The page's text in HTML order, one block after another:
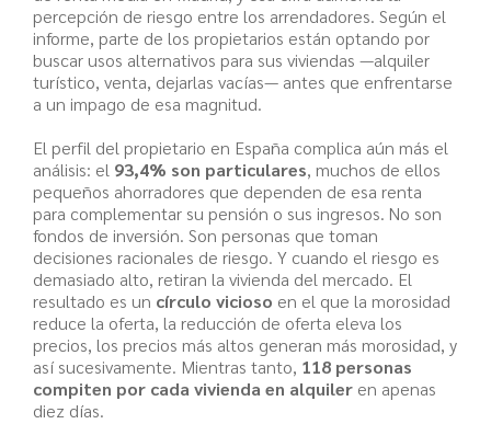
percepción de riesgo entre los arrendadores. Según el
informe, parte de los propietarios están optando por
buscar usos alternativos para sus viviendas —alquiler
turístico, venta, dejarlas vacías— antes que enfrentarse
a un impago de esa magnitud.
El perfil del propietario en España complica aún más el
análisis: el 93,4% son particulares, muchos de ellos
pequeños ahorradores que dependen de esa renta
para complementar su pensión o sus ingresos. No son
fondos de inversión. Son personas que toman
decisiones racionales de riesgo. Y cuando el riesgo es
demasiado alto, retiran la vivienda del mercado. El
resultado es un círculo vicioso en el que la morosidad
reduce la oferta, la reducción de oferta eleva los
precios, los precios más altos generan más morosidad, y
así sucesivamente. Mientras tanto, 118 personas
compiten por cada vivienda en alquileren apenas
diez días.